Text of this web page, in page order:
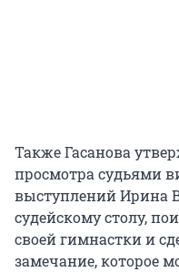
Также Гасанова
просмотра судьями
выступлений Ирина
судейскому столу,
своей гимнастки и
замечание, которое